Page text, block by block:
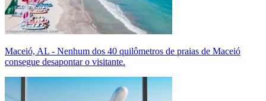
Maceió, AL - Nenhum dos 40 quilômetros de praias de Maceió
consegue desapontar o visitante.